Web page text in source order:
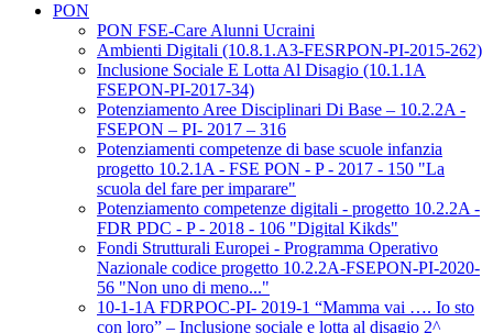
PON
PON FSE-Care Alunni Ucraini
Ambienti Digitali (10.8.1.A3-FESRPON-PI-2015-262)
Inclusione Sociale E Lotta Al Disagio (10.1.1A
FSEPON-PI-2017-34)
Potenziamento Aree Disciplinari Di Base – 10.2.2A -
FSEPON – PI- 2017 – 316
Potenziamenti competenze di base scuole infanzia
progetto 10.2.1A - FSE PON - P - 2017 - 150 "La
scuola del fare per imparare"
Potenziamento competenze digitali - progetto 10.2.2A -
FDR PDC - P - 2018 - 106 "Digital Kikds"
Fondi Strutturali Europei - Programma Operativo
Nazionale codice progetto 10.2.2A-FSEPON-PI-2020-
56 "Non uno di meno..."
10-1-1A FDRPOC-PI- 2019-1 “Mamma vai …. Io sto
con loro” – Inclusione sociale e lotta al disagio 2^